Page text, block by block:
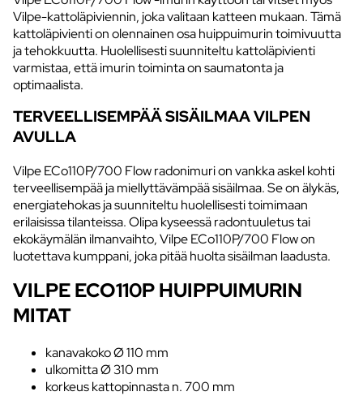
Vilpe-kattoläpiviennin, joka valitaan katteen mukaan. Tämä
kattoläpivienti on olennainen osa huippuimurin toimivuutta
ja tehokkuutta. Huolellisesti suunniteltu kattoläpivienti
varmistaa, että imurin toiminta on saumatonta ja
optimaalista.
TERVEELLISEMPÄÄ SISÄILMAA VILPEN
AVULLA
Vilpe ECo110P/700 Flow radonimuri on vankka askel kohti
terveellisempää ja miellyttävämpää sisäilmaa. Se on älykäs,
energiatehokas ja suunniteltu huolellisesti toimimaan
erilaisissa tilanteissa. Olipa kyseessä radontuuletus tai
ekokäymälän ilmanvaihto, Vilpe ECo110P/700 Flow on
luotettava kumppani, joka pitää huolta sisäilman laadusta.
VILPE ECO110P HUIPPUIMURIN
MITAT
kanavakoko Ø 110 mm
ulkomitta Ø 310 mm
korkeus kattopinnasta n. 700 mm